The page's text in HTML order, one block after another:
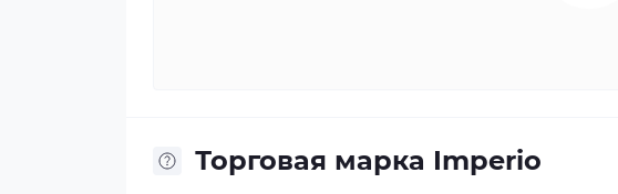
Торговая марка Imperio